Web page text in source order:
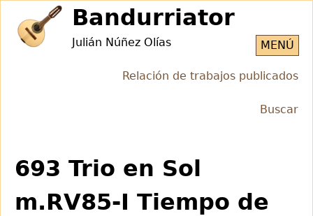
navigation
MENÚ
Bandurriator
Julián Núñez Olías
Relación de trabajos publicados
Buscar
to
top
to
top
693 Trio en Sol
m.RV85-I Tiempo de